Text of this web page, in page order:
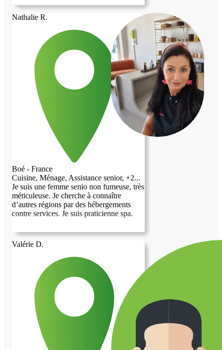
Nathalie R.
Boé - France
Cuisine, Ménage, Assistance senior, +2...
Je suis une femme senio non fumeuse, très
méticuleuse. Je cherche à connaître
d’autres régions par des hébergements
contre services. Je suis praticienne spa.
Valérie D.